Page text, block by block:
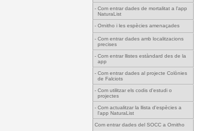
- Com entrar dades de mortalitat a l'app
NaturaList
- Ornitho i les espècies amenaçades
- Com entrar dades amb localitzacions
precises
- Com entrar llistes estàndard des de la
app
- Com entrar dades al projecte Colònies
de Falciots
- Com utilitzar els codis d'estudi o
projectes
- Com actualitzar la llista d'espècies a
l'app NaturaList
Com entrar dades del SOCC a Ornitho